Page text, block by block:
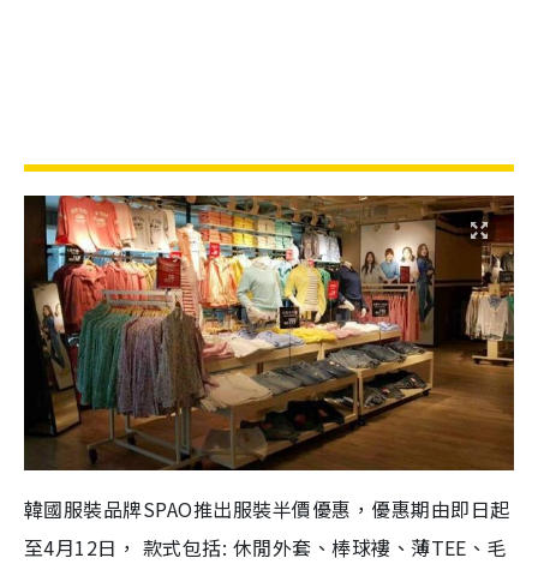
韓國服裝品牌SPAO推出服裝半價優惠，優惠期由即日起
至4月12日， 款式包括: 休閒外套、棒球褸、薄TEE、毛